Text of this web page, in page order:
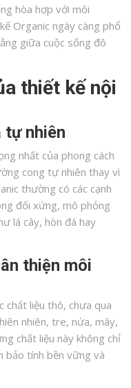
hòa hợp với môi
Organic ngày càng phổ
giữa cuộc sống đô
thiết kế nội
tự nhiên
nhất của phong cách
cong tự nhiên thay vì
thường có các cạnh
đối xứng, mô phỏng
lá cây, hòn đá hay
thiện môi
chất liệu thô, chưa qua
nhiên, tre, nứa, mây,
chất liệu này không chỉ
bảo tính bền vững và